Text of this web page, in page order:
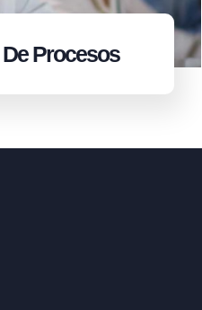
De Procesos